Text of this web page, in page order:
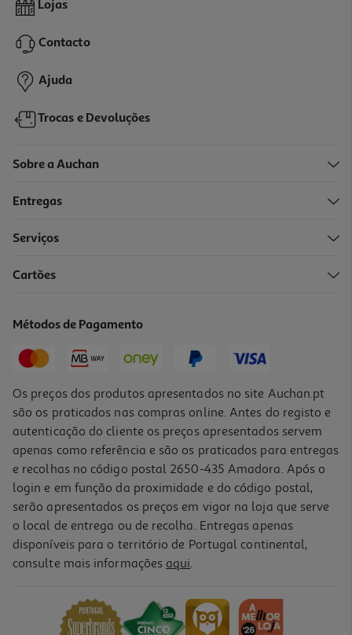
3,99 €
Vinho Tinto Reguengos Garrafeira Dos Sócios 0.75l
29,99 €
Lojas
Contacto
Ajuda
Trocas e Devoluções
Sobre a Auchan
Entregas
Serviços
Cartões
Métodos de Pagamento
Os preços dos produtos apresentados no site Auchan.pt
são os praticados nas compras online. Antes do registo e
autenticação do cliente os preços apresentados servem
apenas como referência e são os praticados para entregas
e recolhas no código postal 2650-435 Amadora. Após o
login e em função da proximidade e do código postal,
serão apresentados os preços em vigor na loja que serve
o local de entrega ou de recolha. Entregas apenas
disponíveis para o território de Portugal continental,
consulte mais informações aqui.